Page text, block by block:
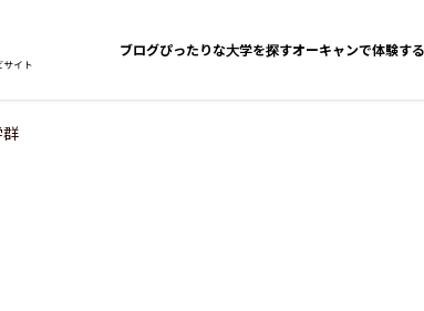
ブログぴったりな大学を探すオーキャンで体験する